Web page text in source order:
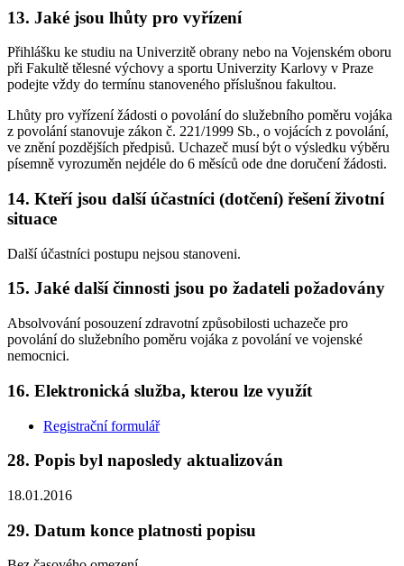
13. Jaké jsou lhůty pro vyřízení
Přihlášku ke studiu na Univerzitě obrany nebo na Vojenském oboru
při Fakultě tělesné výchovy a sportu Univerzity Karlovy v Praze
podejte vždy do termínu stanoveného příslušnou fakultou.
Lhůty pro vyřízení žádosti o povolání do služebního poměru vojáka
z povolání stanovuje zákon č. 221/1999 Sb., o vojácích z povolání,
ve znění pozdějších předpisů. Uchazeč musí být o výsledku výběru
písemně vyrozuměn nejdéle do 6 měsíců ode dne doručení žádosti.
14. Kteří jsou další účastníci (dotčení) řešení životní
situace
Další účastníci postupu nejsou stanoveni.
15. Jaké další činnosti jsou po žadateli požadovány
Absolvování posouzení zdravotní způsobilosti uchazeče pro
povolání do služebního poměru vojáka z povolání ve vojenské
nemocnici.
16. Elektronická služba, kterou lze využít
Registrační formulář
28. Popis byl naposledy aktualizován
18.01.2016
29. Datum konce platnosti popisu